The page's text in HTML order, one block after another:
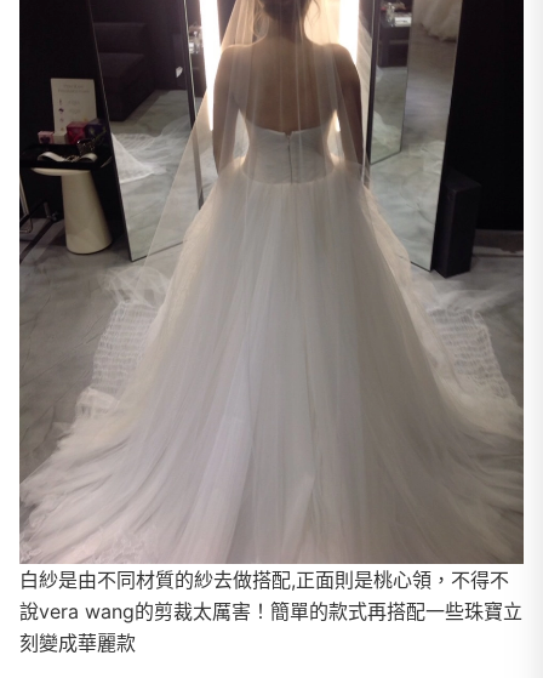
白紗是由不同材質的紗去做搭配,正面則是桃心領，不得不
說vera wang的剪裁太厲害！簡單的款式再搭配一些珠寶立
刻變成華麗款